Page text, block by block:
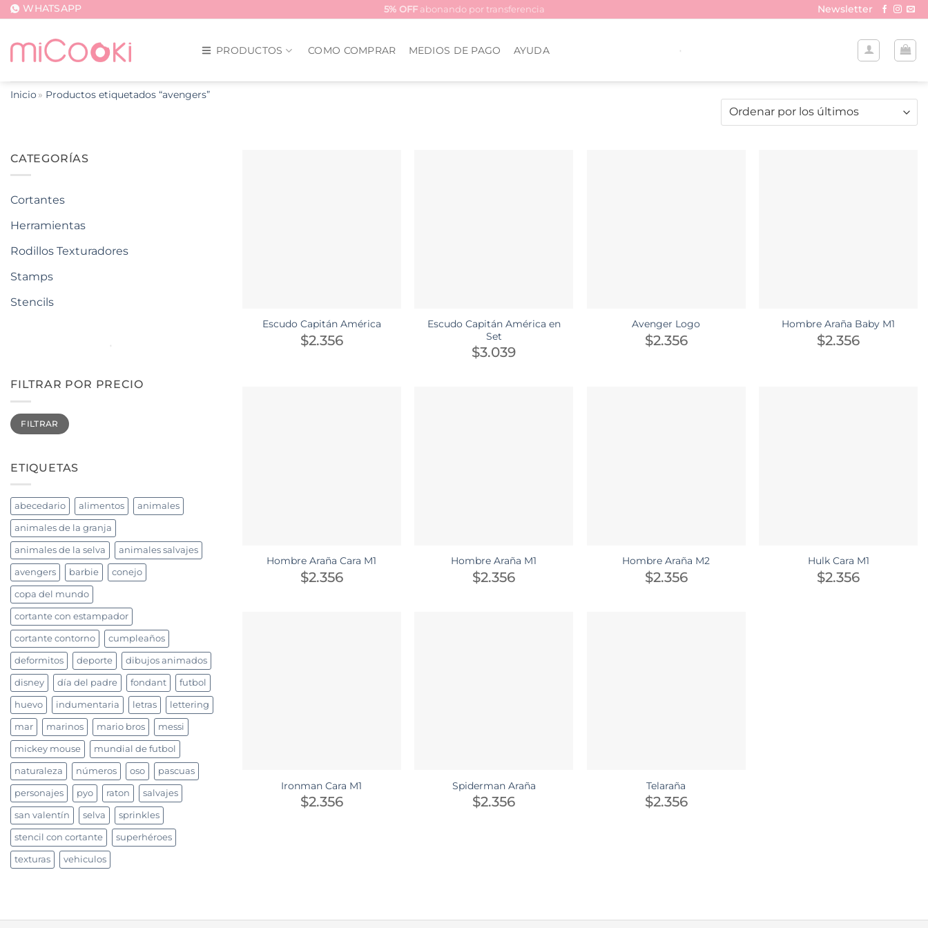
Saltar
contenido
WHATSAPP 5% OFFabonando por transferencia Newsletter
PRODUCTOS COMO COMPRAR MEDIOS DE PAGO AYUDA
Inicio Productos etiquetados “avengers”
CATEGORÍAS
Cortantes
Herramientas
Rodillos Texturadores
Stamps
Stencils
FILTRAR POR PRECIO
Precio
mínimo
Precio
máximo
FILTRAR
ETIQUETAS
abecedario alimentos animales
animales de la granja
animales de la selva animales salvajes
avengers barbie conejo
copa del mundo
cortante con estampador
cortante contorno cumpleaños
deformitos deporte dibujos animados
disney día del padre fondant futbol
huevo indumentaria letras lettering
mar marinos mario bros messi
mickey mouse mundial de futbol
naturaleza números oso pascuas
personajes pyo raton salvajes
san valentín selva sprinkles
stencil con cortante superhéroes
texturas vehiculos
Escudo Capitán América
$2.356
Escudo Capitán América en
Set
$3.039
Avenger Logo
$2.356
Hombre Araña Baby M1
$2.356
Hombre Araña Cara M1
$2.356
Hombre Araña M1
$2.356
Hombre Araña M2
$2.356
Hulk Cara M1
$2.356
Ironman Cara M1
$2.356
Spiderman Araña
$2.356
Telaraña
$2.356